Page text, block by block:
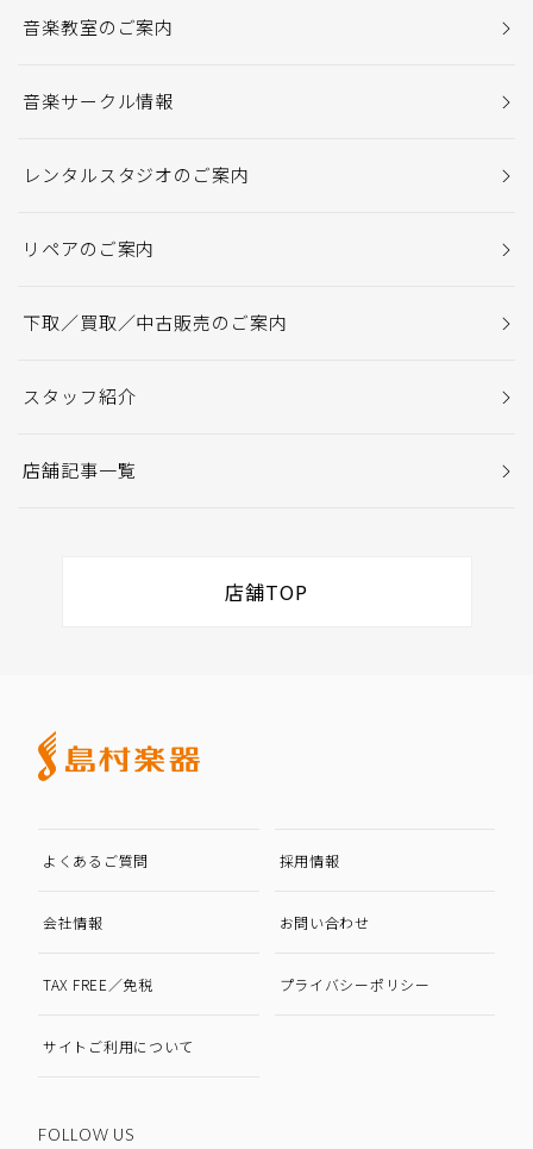
音楽教室のご案内
音楽サークル情報
レンタルスタジオのご案内
リペアのご案内
下取／買取／中古販売のご案内
スタッフ紹介
店舗記事一覧
店舗TOP
よくあるご質問 採用情報
会社情報 お問い合わせ
TAX FREE／免税 プライバシーポリシー
サイトご利用について
FOLLOW US